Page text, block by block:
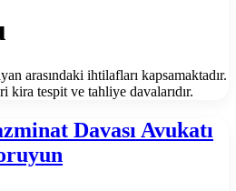
arasındaki ihtilafları kapsamaktadır.
kira tespit ve tahliye davalarıdır.
Davası Avukatı